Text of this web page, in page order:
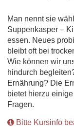
Man nennt sie
Suppenkasper –
essen. Neues
bleibt oft bei
Wie können wir
hindurch
Ernährung? Die
bietet hierzu
Fragen.
Bitte Kursinfo